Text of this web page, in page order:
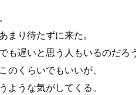
まり待たずに来た。
も遅いと思う人もいるのだろ
のくらいでもいいが、
ような気がしてくる。